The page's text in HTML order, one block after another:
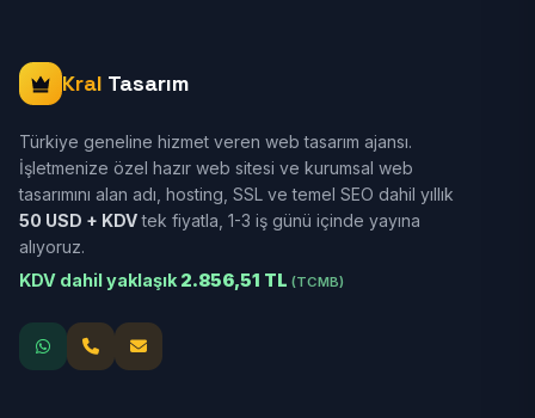
Kral Tasarım
Türkiye geneline hizmet veren web tasarım ajansı.
İşletmenize özel hazır web sitesi ve kurumsal web
tasarımını alan adı, hosting, SSL ve temel SEO dahil yıllık
50 USD + KDVtek fiyatla, 1-3 iş günü içinde yayına
alıyoruz.
KDV dahil yaklaşık 2.856,51 TL (TCMB)